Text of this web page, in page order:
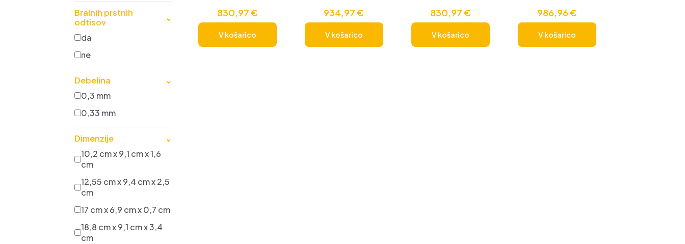
Bralnih prstnih
odtisov
⌄
da
ne
Debelina
⌄
0,3 mm
0,33 mm
Dimenzije
⌄
10,2 cm x 9,1 cm x 1,6
cm
12,55 cm x 9,4 cm x 2,5
cm
17 cm x 6,9 cm x 0,7 cm
18,8 cm x 9,1 cm x 3,4
cm
830,97€
V košarico
934,97€
V košarico
830,97€
V košarico
986,96€
V košarico